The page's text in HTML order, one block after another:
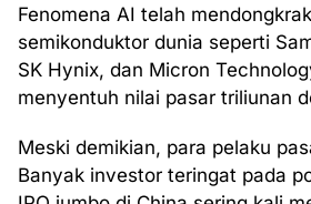
Fenomena AI telah
semikonduktor dunia seperti
SK Hynix, dan Micron
menyentuh nilai pasar triliunan
Meski demikian, para pelaku
Banyak investor teringat pada